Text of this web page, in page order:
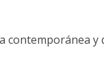
contemporánea y